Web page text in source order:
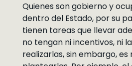
Quienes son gobierno y
dentro del Estado, por su
tienen tareas que llevar
no tengan ni incentivos, ni
realizarlas, sin embargo, es